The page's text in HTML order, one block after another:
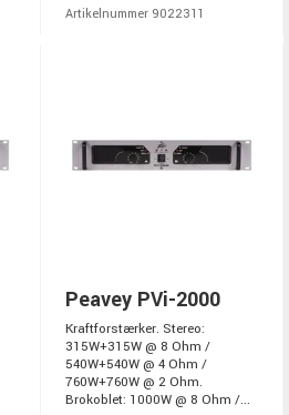
Artikelnummer 9022311
Peavey PVi-2000
Kraftforstærker. Stereo:
315W+315W @ 8 Ohm /
540W+540W @ 4 Ohm /
760W+760W @ 2 Ohm.
Brokoblet: 1000W @ 8 Ohm /...